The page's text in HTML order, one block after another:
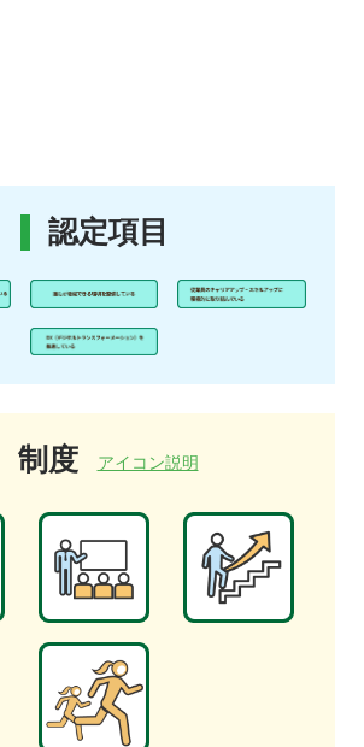
認定項目
制度 アイコン説明